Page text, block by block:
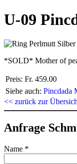
U-09
*SOLD* Mother of
Preis: Fr. 459.00
Siehe auch: Pincdada
<< zurück zur
Anfrage
Name *